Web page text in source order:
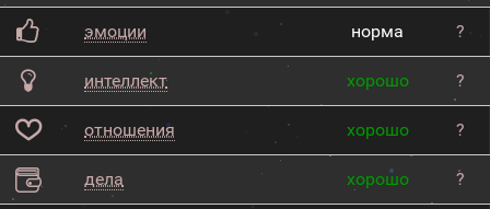
эмоции норма ?
интеллект хорошо ?
отношения хорошо ?
дела хорошо ?